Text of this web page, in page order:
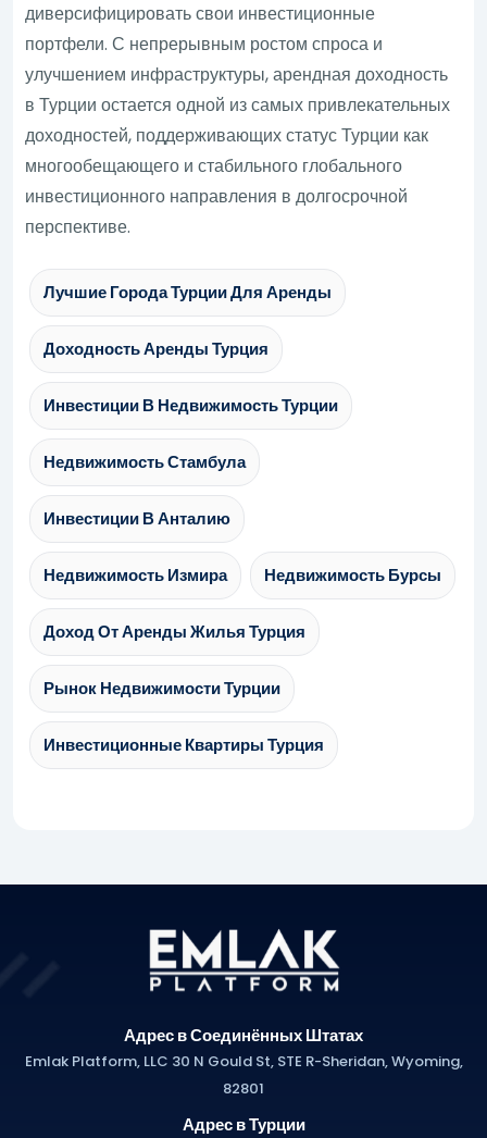
диверсифицировать свои инвестиционные
портфели. С непрерывным ростом спроса и
улучшением инфраструктуры, арендная доходность
в Турции остается одной из самых привлекательных
доходностей, поддерживающих статус Турции как
многообещающего и стабильного глобального
инвестиционного направления в долгосрочной
перспективе.
Лучшие Города Турции Для Аренды
Доходность Аренды Турция
Инвестиции В Недвижимость Турции
Недвижимость Стамбула
Инвестиции В Анталию
Недвижимость Измира Недвижимость Бурсы
Доход От Аренды Жилья Турция
Рынок Недвижимости Турции
Инвестиционные Квартиры Турция
Адрес в Соединённых Штатах
Emlak Platform, LLC 30 N Gould St, STE R-Sheridan, Wyoming,
82801
Адрес в Турции